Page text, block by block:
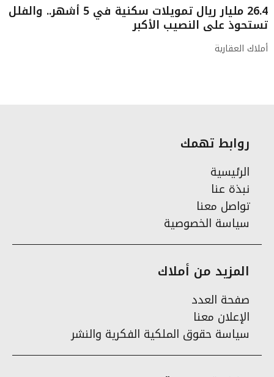
26.4 مليار ريال تمويلات سكنية في 5 أشهر.. والفلل
تستحوذ على النصيب الأكبر
أملاك العقارية
روابط تهمك
الرئيسية
نبذة عنا
تواصل معنا
سياسة الخصوصية
المزيد من أملاك
صفحة العدد
الإعلان معنا
سياسة حقوق الملكية الفكرية والنشر